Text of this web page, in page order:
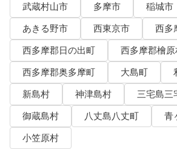
武蔵村山市
多摩市 稲城市
あきる野市
西東京市
西多
西多摩郡日の出町
西多摩郡檜原
西多摩郡奥多摩町
大島町
新島村
神津島村
三宅島三
御蔵島村
八丈島八丈町
青
小笠原村